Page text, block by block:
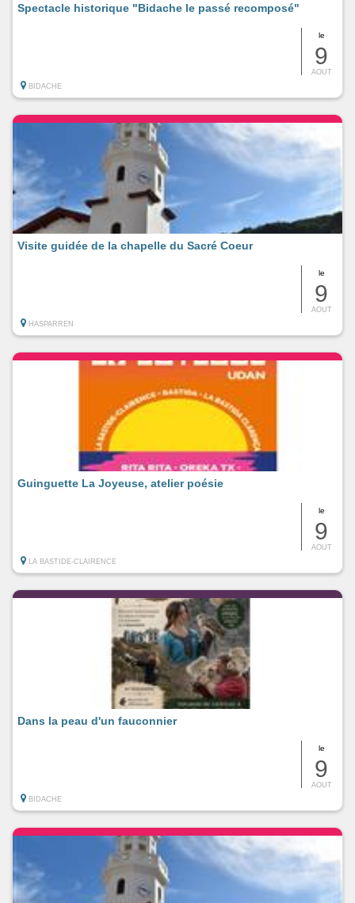
le
9
AOUT
Spectacle historique "Bidache le passé recomposé"
BIDACHE
le
9
AOUT
Visite guidée de la chapelle du Sacré Coeur
HASPARREN
le
9
AOUT
Guinguette La Joyeuse, atelier poésie
LA BASTIDE-CLAIRENCE
le
9
AOUT
Dans la peau d'un fauconnier
BIDACHE